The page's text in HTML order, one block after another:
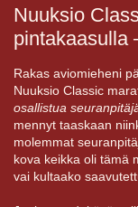
Nuuksio
pintakaasulla
Rakas aviomieheni
Nuuksio Classic
osallistua
mennyt taaskaan
molemmat
kova keikka oli tämä
vai kultaako